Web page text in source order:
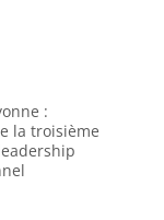
:
la troisième